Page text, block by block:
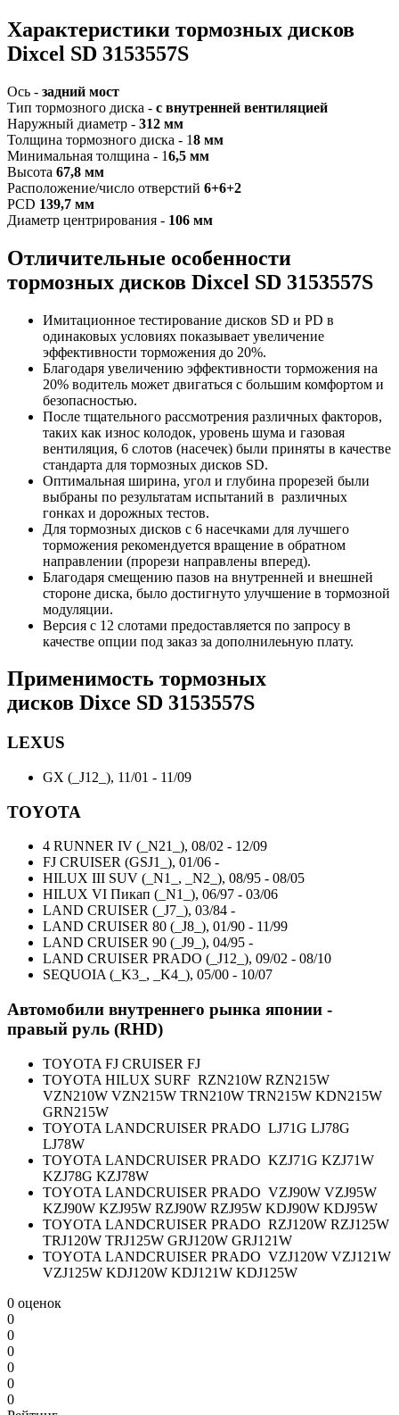
Характеристики тормозных дисков
Dixcel SD 3153557S
Ось - задний мост
Тип тормозного диска - с внутренней вентиляцией
Наружный диаметр - 312 мм
Толщина тормозного диска - 18 мм
Минимальная толщина - 16,5 мм
Высота 67,8 мм
Расположение/число отверстий 6+6+2
PCD 139,7 мм
Диаметр центрирования - 106 мм
Отличительные особенности
тормозных дисков Dixcel SD 3153557S
Имитационное тестирование дисков SD и PD в
одинаковых условиях показывает увеличение
эффективности торможения до 20%.
Благодаря увеличению эффективности торможения на
20% водитель может двигаться с большим комфортом и
безопасностью.
После тщательного рассмотрения различных факторов,
таких как износ колодок, уровень шума и газовая
вентиляция, 6 слотов (насечек) были приняты в качестве
стандарта для тормозных дисков SD.
Оптимальная ширина, угол и глубина прорезей были
выбраны по результатам испытаний в различных
гонках и дорожных тестов.
Для тормозных дисков с 6 насечками для лучшего
торможения рекомендуется вращение в обратном
направлении (прорези направлены вперед).
Благодаря смещению пазов на внутренней и внешней
стороне диска, было достигнуто улучшение в тормозной
модуляции.
Версия с 12 слотами предоставляется по запросу в
качестве опции под заказ за дополнилеьную плату.
Применимость тормозных
дисков Dixce SD 3153557S
LEXUS
GX (_J12_), 11/01 - 11/09
TOYOTA
4 RUNNER IV (_N21_), 08/02 - 12/09
FJ CRUISER (GSJ1_), 01/06 -
HILUX III SUV (_N1_, _N2_), 08/95 - 08/05
HILUX VI Пикап (_N1_), 06/97 - 03/06
LAND CRUISER (_J7_), 03/84 -
LAND CRUISER 80 (_J8_), 01/90 - 11/99
LAND CRUISER 90 (_J9_), 04/95 -
LAND CRUISER PRADO (_J12_), 09/02 - 08/10
SEQUOIA (_K3_, _K4_), 05/00 - 10/07
Автомобили внутреннего рынка японии -
правый руль (RHD)
TOYOTA FJ CRUISER FJ
TOYOTA HILUX SURF RZN210W RZN215W
VZN210W VZN215W TRN210W TRN215W KDN215W
GRN215W
TOYOTA LANDCRUISER PRADO LJ71G LJ78G
LJ78W
TOYOTA LANDCRUISER PRADO KZJ71G KZJ71W
KZJ78G KZJ78W
TOYOTA LANDCRUISER PRADO VZJ90W VZJ95W
KZJ90W KZJ95W RZJ90W RZJ95W KDJ90W KDJ95W
TOYOTA LANDCRUISER PRADO RZJ120W RZJ125W
TRJ120W TRJ125W GRJ120W GRJ121W
TOYOTA LANDCRUISER PRADO VZJ120W VZJ121W
VZJ125W KDJ120W KDJ121W KDJ125W
0 оценок
0
0
0
0
0
0